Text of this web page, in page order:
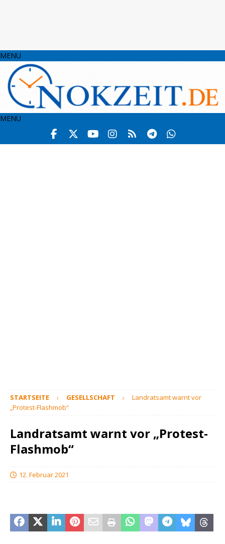
MENU
MENU
STARTSEITE GESELLSCHAFT
Landratsamt warnt vor
„Protest-Flashmob“
Landratsamt warnt vor „Protest-
Flashmob“
12. Februar 2021